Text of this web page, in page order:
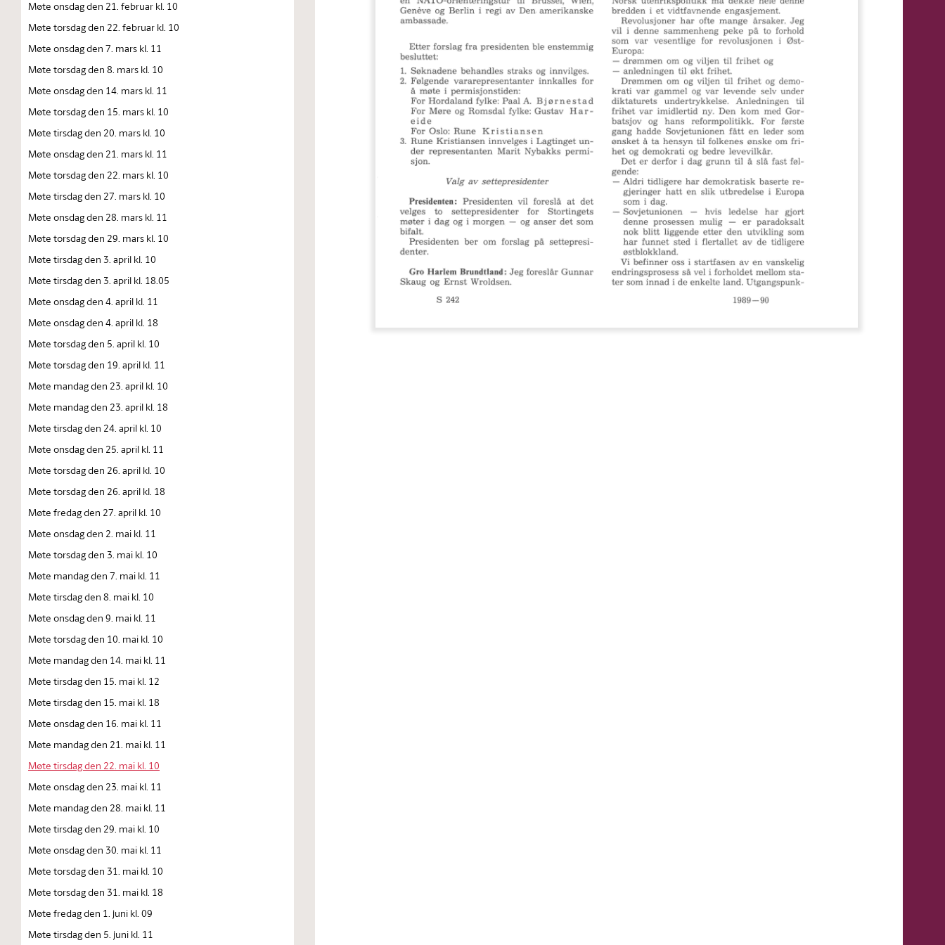
Møte onsdag den 21. februar kl. 10
Møte torsdag den 22. februar kl. 10
Møte onsdag den 7. mars kl. 11
Møte torsdag den 8. mars kl. 10
Møte onsdag den 14. mars kl. 11
Møte torsdag den 15. mars kl. 10
Møte tirsdag den 20. mars kl. 10
Møte onsdag den 21. mars kl. 11
Møte torsdag den 22. mars kl. 10
Møte tirsdag den 27. mars kl. 10
Møte onsdag den 28. mars kl. 11
Møte torsdag den 29. mars kl. 10
Møte tirsdag den 3. april kl. 10
Møte tirsdag den 3. april kl. 18.05
Møte onsdag den 4. april kl. 11
Møte onsdag den 4. april kl. 18
Møte torsdag den 5. april kl. 10
Møte torsdag den 19. april kl. 11
Møte mandag den 23. april kl. 10
Møte mandag den 23. april kl. 18
Møte tirsdag den 24. april kl. 10
Møte onsdag den 25. april kl. 11
Møte torsdag den 26. april kl. 10
Møte torsdag den 26. april kl. 18
Møte fredag den 27. april kl. 10
Møte onsdag den 2. mai kl. 11
Møte torsdag den 3. mai kl. 10
Møte mandag den 7. mai kl. 11
Møte tirsdag den 8. mai kl. 10
Møte onsdag den 9. mai kl. 11
Møte torsdag den 10. mai kl. 10
Møte mandag den 14. mai kl. 11
Møte tirsdag den 15. mai kl. 12
Møte tirsdag den 15. mai kl. 18
Møte onsdag den 16. mai kl. 11
Møte mandag den 21. mai kl. 11
Møte tirsdag den 22. mai kl. 10
Møte onsdag den 23. mai kl. 11
Møte mandag den 28. mai kl. 11
Møte tirsdag den 29. mai kl. 10
Møte onsdag den 30. mai kl. 11
Møte torsdag den 31. mai kl. 10
Møte torsdag den 31. mai kl. 18
Møte fredag den 1. juni kl. 09
Møte tirsdag den 5. juni kl. 11